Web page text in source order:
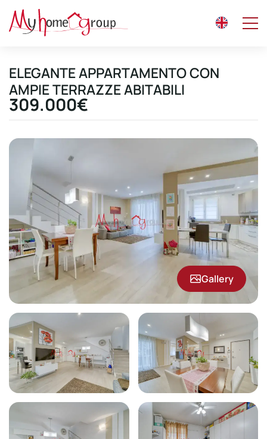
ELEGANTE APPARTAMENTO CON
AMPIE TERRAZZE ABITABILI
309.000€
Gallery